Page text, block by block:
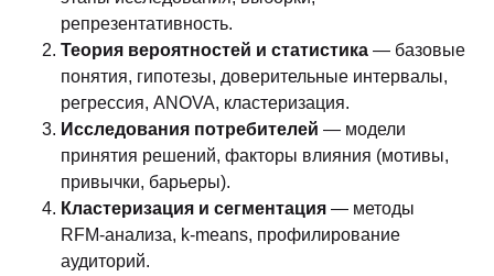
репрезентативность.
Теория вероятностей и статистика — базовые
понятия, гипотезы, доверительные интервалы,
регрессия, ANOVA, кластеризация.
Исследования потребителей — модели
принятия решений, факторы влияния (мотивы,
привычки, барьеры).
Кластеризация и сегментация — методы
RFM‑анализа, k‑means, профилирование
аудиторий.